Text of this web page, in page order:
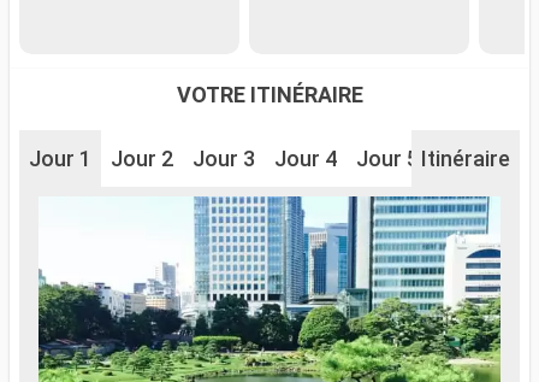
VOTRE ITINÉRAIRE
Jour 1 Jour 2 Jour 3 Jour 4 Jour 5 Jour 6
Itinéraire